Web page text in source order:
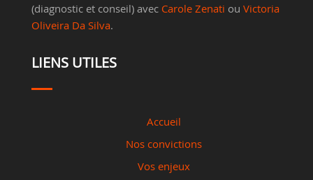
(diagnostic et conseil) avec Carole Zenati ou Victoria
Oliveira Da Silva.
LIENS UTILES
Accueil
Nos convictions
Vos enjeux